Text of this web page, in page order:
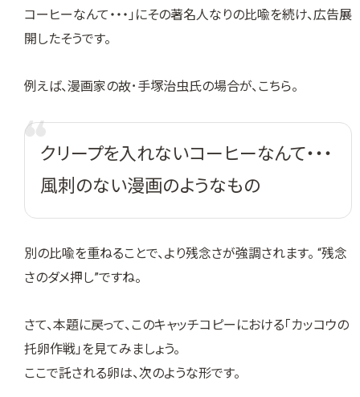
コーヒーなんて・・・」にその著名人なりの比喩を続け、広告展
開したそうです。
例えば、漫画家の故･手塚治虫氏の場合が、こちら。
クリープを入れないコーヒーなんて・・・
風刺のない漫画のようなもの
別の比喩を重ねることで、より残念さが強調されます。 “残念
さのダメ押し”ですね。
さて、本題に戻って、このキャッチコピーにおける「カッコウの
托卵作戦」を見てみましょう。
ここで託される卵は、次のような形です。